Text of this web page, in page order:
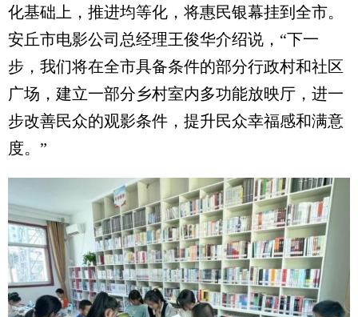
化基础上，推进均等化，将惠民银幕挂到全市。
安丘市电影公司总经理王俊华介绍说，“下一
步，我们将在全市具备条件的部分行政村和社区
广场，建立一部分乡村室内多功能放映厅，进一
步改善民众的观影条件，提升民众幸福感和满意
度。”